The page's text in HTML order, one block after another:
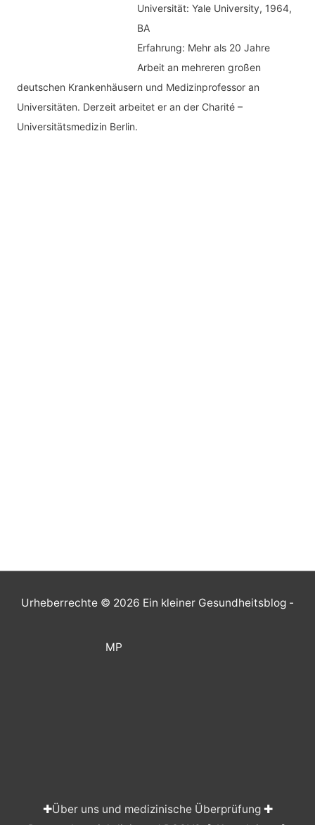
Universität: Yale University, 1964,
BA
Erfahrung: Mehr als 20 Jahre
Arbeit an mehreren großen
deutschen Krankenhäusern und Medizinprofessor an
Universitäten. Derzeit arbeitet er an der Charité –
Universitätsmedizin Berlin.
Urheberrechte © 2026 Ein kleiner Gesundheitsblog -
MP
✚Über uns und medizinische Überprüfung✚